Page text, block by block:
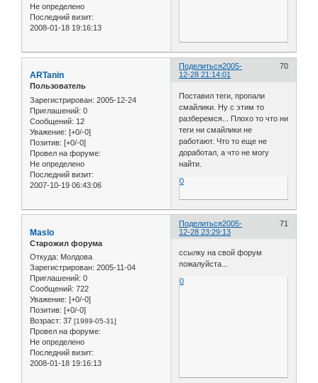
Не определено
Последний визит:
2008-01-18 19:16:13
Поделиться 70
2005-
12-28 21:14:01
ARTanin
Пользователь
Зарегистрирован: 2005-12-24
Приглашений: 0
Сообщений: 12
Уважение: [+0/-0]
Позитив: [+0/-0]
Провел на форуме:
Не определено
Последний визит:
2007-10-19 06:43:06
Поставил теги, пропали
смайлики. Ну с этим то
разберемся... Плохо то что ни
теги ни смайлики не
работают. Что то еще не
доработал, а что не могу
найти.
0
Поделиться 71
2005-
12-28 23:29:13
Maslo
Старожил форума
Откуда: Молдова
Зарегистрирован: 2005-11-04
Приглашений: 0
Сообщений: 722
Уважение: [+0/-0]
Позитив: [+0/-0]
Возраст: 37 [1989-05-31]
Провел на форуме:
Не определено
Последний визит:
2008-01-18 19:16:13
ссылку на свой форум
пожалуйста...
0